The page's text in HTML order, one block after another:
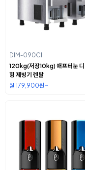
DIM-090CI
120kg(저장10kg) 애프터눈 디
형 제빙기 렌탈
월 179,900원~